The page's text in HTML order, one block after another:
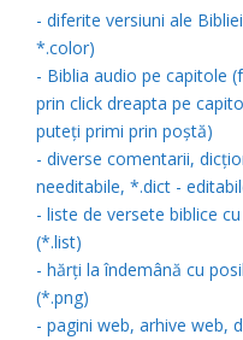
- diferite versiuni ale
*.color)
- Biblia audio pe capitole
prin click dreapta pe
puteţi primi prin poştă)
- diverse comentarii,
needitabile, *.dict -
- liste de versete biblice
(*.list)
- hărţi la îndemână cu
(*.png)
- pagini web, arhive web,